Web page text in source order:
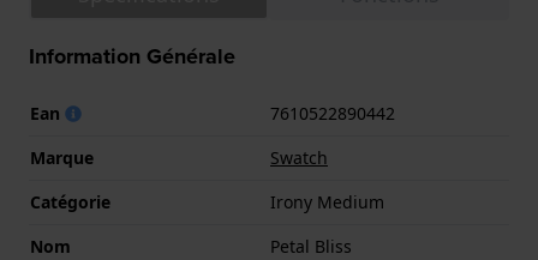
Information Générale
Ean
7610522890442
Marque
Swatch
Catégorie
Irony Medium
Nom
Petal Bliss